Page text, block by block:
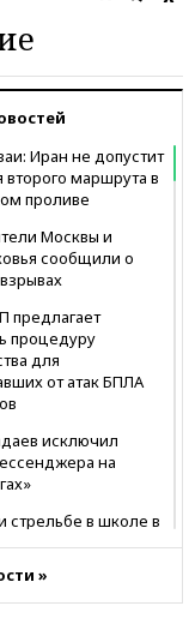
Иран не допустит
второго маршрута в
проливе
Москвы и
сообщили о
предлагает
процедуру
для
от атак БПЛА
исключил
на
стрельбе в школе в
рассчитывает
»